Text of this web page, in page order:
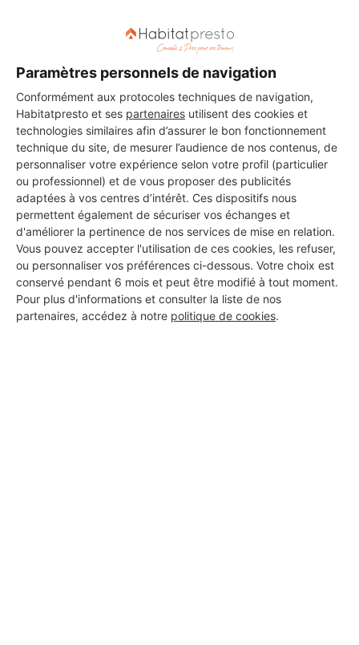
Paramètres personnels de navigation
Conformément aux protocoles techniques de navigation,
Habitatpresto et ses partenaires utilisent des cookies et
technologies similaires afin d’assurer le bon fonctionnement
technique du site, de mesurer l’audience de nos contenus, de
personnaliser votre expérience selon votre profil (particulier
ou professionnel) et de vous proposer des publicités
adaptées à vos centres d’intérêt. Ces dispositifs nous
permettent également de sécuriser vos échanges et
d'améliorer la pertinence de nos services de mise en relation.
Vous pouvez accepter l'utilisation de ces cookies, les refuser,
ou personnaliser vos préférences ci-dessous. Votre choix est
conservé pendant 6 mois et peut être modifié à tout moment.
Pour plus d'informations et consulter la liste de nos
partenaires, accédez à notre politique de cookies.
PAS LE TEMPS DE
CHERCHER ?
Vous souhaitez réaliser des travaux et ne savez quel professionnel
choisir ? Demandez des devis travauxauprès de notre réseau de 5 000
professionnels partout en France.
DEMANDER UN DEVIS